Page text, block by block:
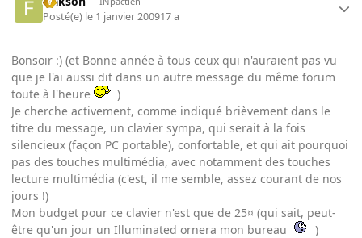
Posté(e) le 1 janvier 200917 a
Bonsoir :) (et Bonne année à tous ceux qui n'auraient pas vu
que je l'ai aussi dit dans un autre message du même forum
toute à l'heure
)
Je cherche activement, comme indiqué brièvement dans le
titre du message, un clavier sympa, qui serait à la fois
silencieux (façon PC portable), confortable, et qui ait pourquoi
pas des touches multimédia, avec notamment des touches
lecture multimédia (c'est, il me semble, assez courant de nos
jours !)
Mon budget pour ce clavier n'est que de 25¤ (qui sait, peut-
être qu'un jour un Illuminated ornera mon bureau
)